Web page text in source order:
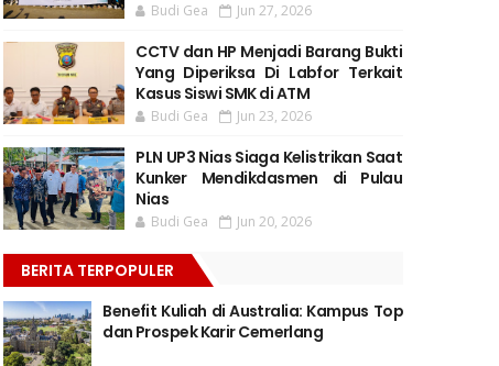
Budi Gea Jun 27, 2026
CCTV dan HP Menjadi Barang Bukti
Yang Diperiksa Di Labfor Terkait
Kasus Siswi SMK di ATM
Budi Gea Jun 23, 2026
PLN UP3 Nias Siaga Kelistrikan Saat
Kunker Mendikdasmen di Pulau
Nias
Budi Gea Jun 20, 2026
BERITA TERPOPULER
Benefit Kuliah di Australia: Kampus Top
dan Prospek Karir Cemerlang